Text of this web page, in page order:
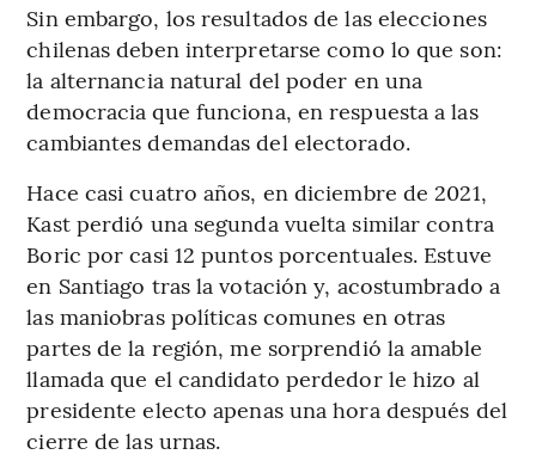
Sin embargo, los resultados de las elecciones
chilenas deben interpretarse como lo que son:
la alternancia natural del poder en una
democracia que funciona, en respuesta a las
cambiantes demandas del electorado.
Hace casi cuatro años, en diciembre de 2021,
Kast perdió una segunda vuelta similar contra
Boric por casi 12 puntos porcentuales. Estuve
en Santiago tras la votación y, acostumbrado a
las maniobras políticas comunes en otras
partes de la región, me sorprendió la amable
llamada que el candidato perdedor le hizo al
presidente electo apenas una hora después del
cierre de las urnas.